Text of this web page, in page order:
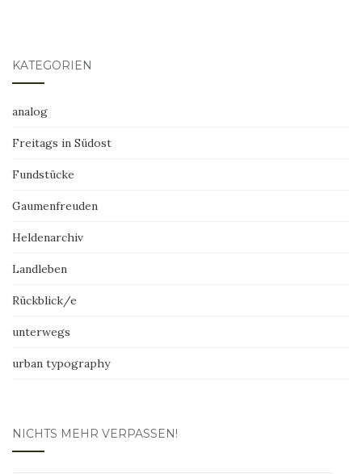
KATEGORIEN
analog
Freitags in Südost
Fundstücke
Gaumenfreuden
Heldenarchiv
Landleben
Rückblick/e
unterwegs
urban typography
NICHTS MEHR VERPASSEN!